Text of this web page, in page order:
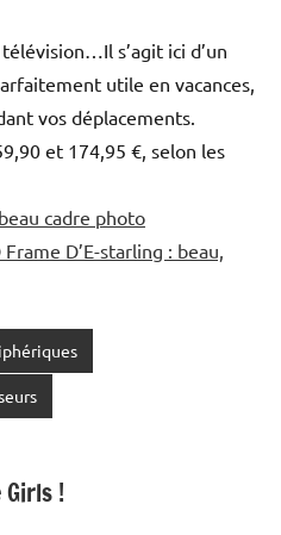
s’agit ici d’un
utile en vacances,
vos déplacements.
et 174,95 €, selon les
cadre photo
D’E-starling : beau,
Girls !